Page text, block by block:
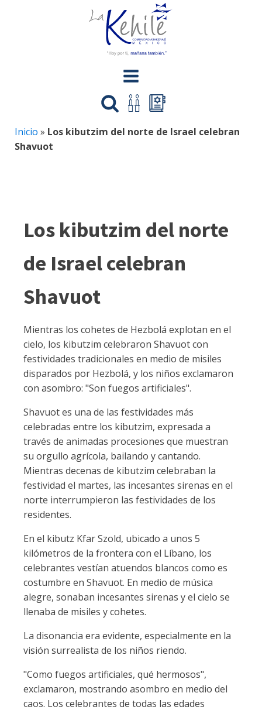
Inicio » Los kibutzim del norte de Israel celebran
Shavuot
Los kibutzim del norte
de Israel celebran
Shavuot
Mientras los cohetes de Hezbolá explotan en el
cielo, los kibutzim celebraron Shavuot con
festividades tradicionales en medio de misiles
disparados por Hezbolá, y los niños exclamaron
con asombro: "Son fuegos artificiales".
Shavuot es una de las festividades más
celebradas entre los kibutzim, expresada a
través de animadas procesiones que muestran
su orgullo agrícola, bailando y cantando.
Mientras decenas de kibutzim celebraban la
festividad el martes, las incesantes sirenas en el
norte interrumpieron las festividades de los
residentes.
En el kibutz Kfar Szold, ubicado a unos 5
kilómetros de la frontera con el Líbano, los
celebrantes vestían atuendos blancos como es
costumbre en Shavuot. En medio de música
alegre, sonaban incesantes sirenas y el cielo se
llenaba de misiles y cohetes.
La disonancia era evidente, especialmente en la
visión surrealista de los niños riendo.
"Como fuegos artificiales, qué hermosos",
exclamaron, mostrando asombro en medio del
caos. Los celebrantes de todas las edades